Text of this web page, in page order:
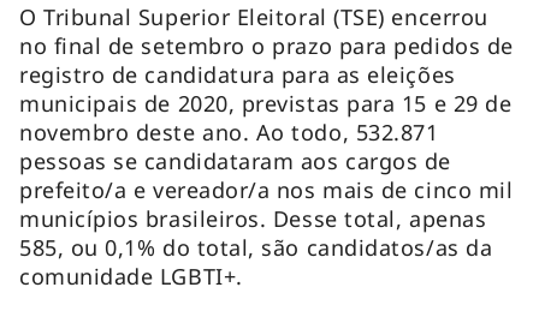
O Tribunal Superior Eleitoral (TSE) encerrou
no final de setembro o prazo para pedidos de
registro de candidatura para as eleições
municipais de 2020, previstas para 15 e 29 de
novembro deste ano. Ao todo, 532.871
pessoas se candidataram aos cargos de
prefeito/a e vereador/a nos mais de cinco mil
municípios brasileiros. Desse total, apenas
585, ou 0,1% do total, são candidatos/as da
comunidade LGBTI+.